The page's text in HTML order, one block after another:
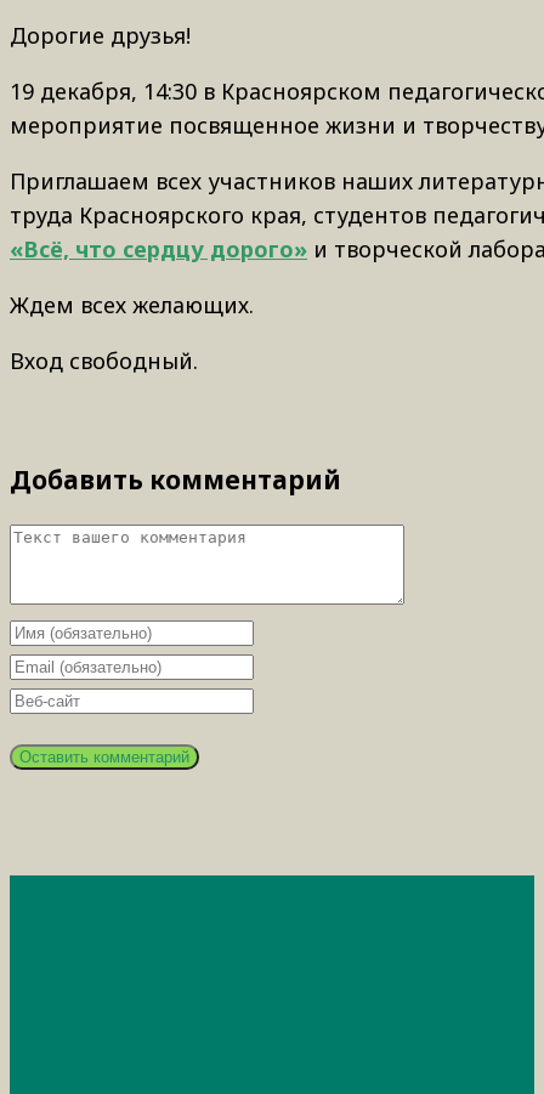
Дорогие друзья!
19 декабря, 14:30 в Красноярском
мероприятие посвященное жизни и
Приглашаем всех участников наших
труда Красноярского края, студентов
«Всё, что сердцу дорого» и творческой
Ждем всех желающих.
Вход свободный.
Добавить комментарий